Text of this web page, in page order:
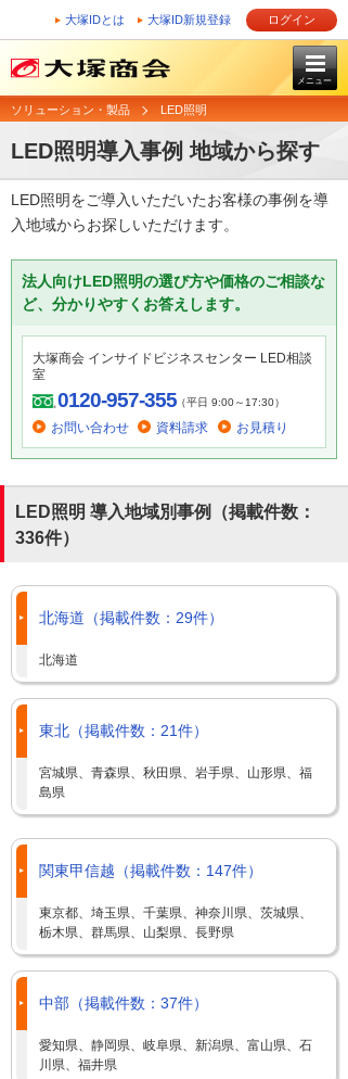
大塚IDとは 大塚ID新規登録 ログイン
メニュー
ソリューション・製品 LED照明
LED照明導入事例 地域から探す
LED照明をご導入いただいたお客様の事例を導
入地域からお探しいただけます。
法人向けLED照明の選び方や価格のご相談な
ど、分かりやすくお答えします。
大塚商会 インサイドビジネスセンター LED相談
室
0120-957-355（平日 9:00～17:30）
お問い合わせ 資料請求 お見積り
LED照明 導入地域別事例（掲載件数：
336件）
北海道（掲載件数：29件）
北海道
東北（掲載件数：21件）
宮城県、青森県、秋田県、岩手県、山形県、福
島県
関東甲信越（掲載件数：147件）
東京都、埼玉県、千葉県、神奈川県、茨城県、
栃木県、群馬県、山梨県、長野県
中部（掲載件数：37件）
愛知県、静岡県、岐阜県、新潟県、富山県、石
川県、福井県